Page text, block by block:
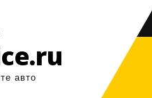
авто